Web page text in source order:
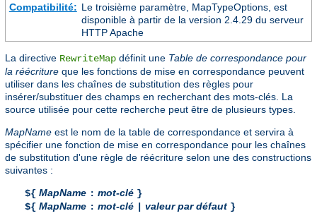
Compatibilité: Le troisième paramètre, MapTypeOptions, est
disponible à partir de la version 2.4.29 du serveur
HTTP Apache
La directive RewriteMap définit une Table de correspondance pour
la réécriture que les fonctions de mise en correspondance peuvent
utiliser dans les chaînes de substitution des règles pour
insérer/substituer des champs en recherchant des mots-clés. La
source utilisée pour cette recherche peut être de plusieurs types.
MapName est le nom de la table de correspondance et servira à
spécifier une fonction de mise en correspondance pour les chaînes
de substitution d'une règle de réécriture selon une des constructions
suivantes :
${ MapName : mot-clé }
${ MapName : mot-clé valeur par défaut }